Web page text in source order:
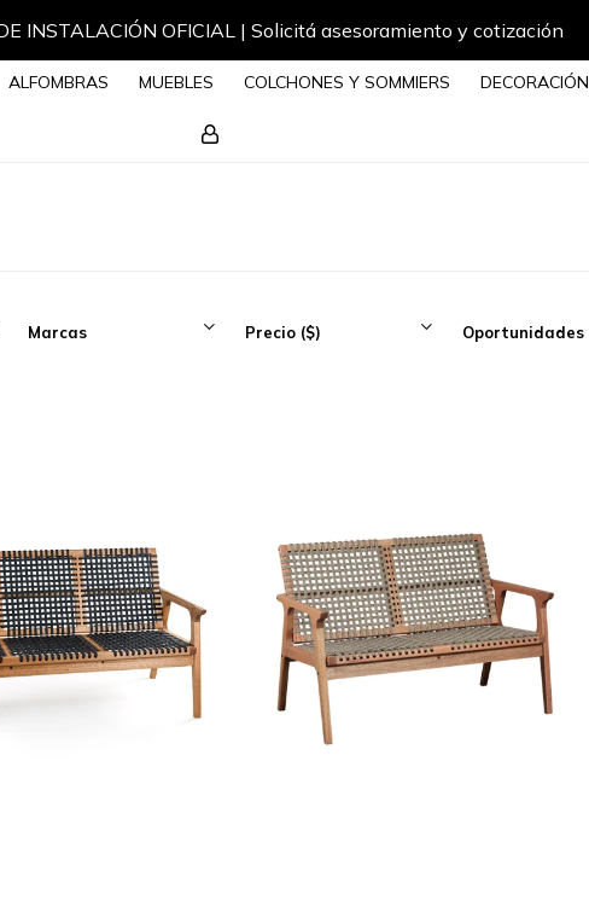
INSTALACIÓN OFICIAL | Solicitá asesoramiento y cotización
ALFOMBRAS MUEBLES COLCHONES Y SOMMIERS DECORACIÓN
Marcas Precio ($) Oportunidades